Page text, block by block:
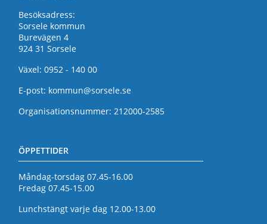
Besöksadress:
Sorsele kommun
Burevägen 4
924 31 Sorsele
Växel: 0952 - 140 00
E-post: kommun@sorsele.se
Organisationsnummer: 212000-2585
ÖPPETTIDER
Måndag-torsdag 07.45-16.00
Fredag 07.45-15.00
Lunchstängt varje dag 12.00-13.00